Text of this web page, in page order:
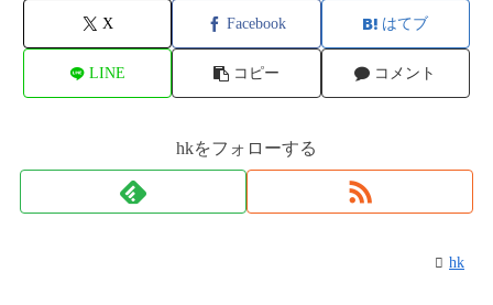
X Facebook はてブ
LINE コピー コメント
hkをフォローする
hk